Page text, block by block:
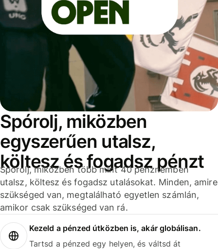
Spórolj, miközben
egyszerűen utalsz,
költesz és fogadsz pénzt
Spórolj, miközben több mint 40 pénznemben
utalsz, költesz és fogadsz utalásokat. Minden, amire
szükséged van, megtalálható egyetlen számlán,
amikor csak szükséged van rá.
Kezeld a pénzed útközben is, akár globálisan.
Tartsd a pénzed egy helyen, és váltsd át